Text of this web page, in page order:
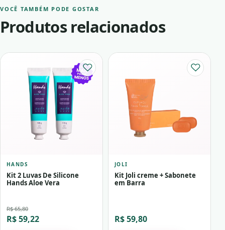
VOCÊ TAMBÉM PODE GOSTAR
Produtos relacionados
HANDS
Kit 2 Luvas De Silicone
Hands Aloe Vera
R$ 65,80
R$ 59,22
JOLI
Kit Joli creme + Sabonete
em Barra
R$ 59,80